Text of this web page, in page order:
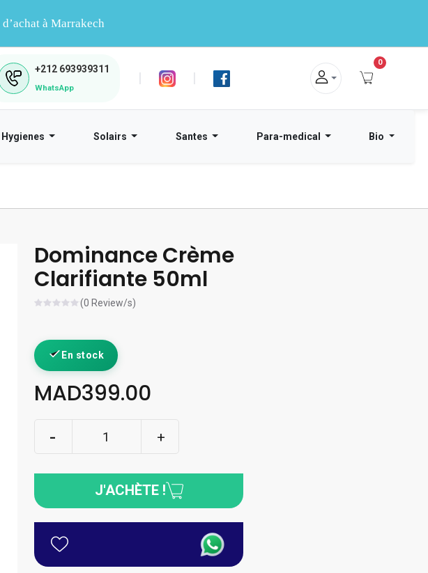
à Marrakech
+212 693939311
WhatsApp
| |
0
Hygienes Solairs Santes Para-medical Bio
Dominance Crème
Clarifiante 50ml
(0 Review/s)
En stock
MAD399.00
J'ACHÈTE !